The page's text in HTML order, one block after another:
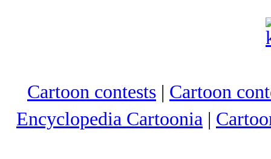
Cartoon contests | Cartoon
Encyclopedia Cartoonia |